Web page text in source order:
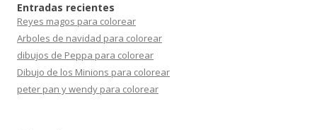
Entradas recientes
Reyes magos para colorear
Arboles de navidad para colorear
dibujos de Peppa para colorear
Dibujo de los Minions para colorear
peter pan y wendy para colorear